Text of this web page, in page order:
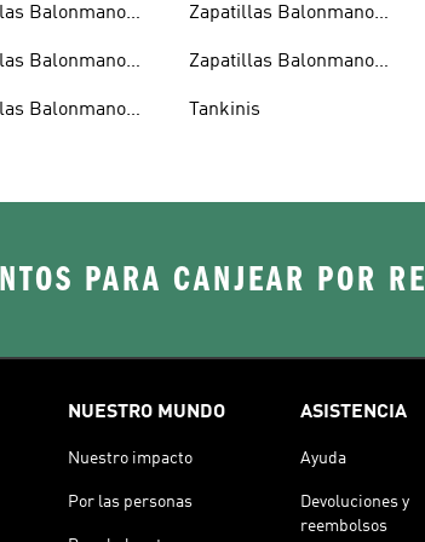
Balonmano
Balonmano
Balonmano
Zapatillas Balonmano
Zapatillas Balonmano
Tankinis
PARA CANJEAR POR
NUESTRO MUNDO
Nuestro impacto
Por las personas
ASISTENCIA
Ayuda
Devoluciones y
reembolsos